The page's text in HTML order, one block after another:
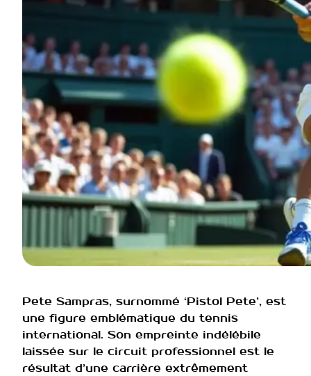
Pete Sampras, surnommé ‘Pistol Pete’, est
une figure emblématique du tennis
international. Son empreinte indélébile
laissée sur le circuit professionnel est le
résultat d’une carrière extrêmement